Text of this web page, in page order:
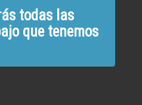
todas las
que tenemos